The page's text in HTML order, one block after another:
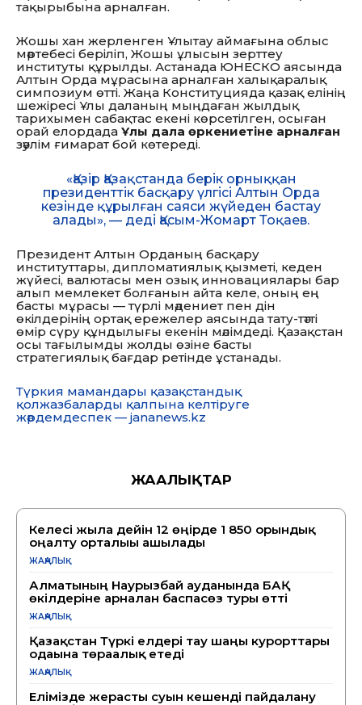
тақырыбына арналған.
Жошы хан жерленген Ұлытау аймағына облыс
мәртебесі беріліп, Жошы ұлысын зерттеу
институты құрылды. Астанада ЮНЕСКО аясында
Алтын Орда мұрасына арналған халықаралық
симпозиум өтті. Жаңа Конституцияда қазақ елінің
шежіресі Ұлы даланың мыңдаған жылдық
тарихымен сабақтас екені көрсетілген, осыған
орай елордада Ұлы дала өркениетіне арналған
зәулім ғимарат бой көтереді.
«Қазір Қазақстанда берік орныққан
президенттік басқару үлгісі Алтын Орда
кезінде құрылған саяси жүйеден бастау
алады», — деді Қасым-Жомарт Тоқаев.
Президент Алтын Орданың басқару
институттары, дипломатиялық қызметі, кеден
жүйесі, валютасы мен озық инновациялары бар
алып мемлекет болғанын айта келе, оның ең
басты мұрасы — түрлі мәдениет пен дін
өкілдерінің ортақ ережелер аясында тату-тәтті
өмір сүру құндылығы екенін мәлімдеді. Қазақстан
осы тағылымды жолды өзіне басты
стратегиялық бағдар ретінде ұстанады.
Түркия мамандары қазақстандық
қолжазбаларды қалпына келтіруге
жәрдемдеспек — jananews.kz
ЖАҢАЛЫҚТАР
Келесі жылға дейін 12 өңірде 1 850 орындық
оңалту орталығы ашылады
ЖАҢАЛЫҚ
Алматының Наурызбай ауданында БАҚ
өкілдеріне арналған баспасөз туры өтті
ЖАҢАЛЫҚ
Қазақстан Түркі елдері тау шаңғы курорттары
одағына төрағалық етеді
ЖАҢАЛЫҚ
Елімізде жерасты суын кешенді пайдалану